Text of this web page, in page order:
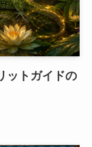
ットガイドの